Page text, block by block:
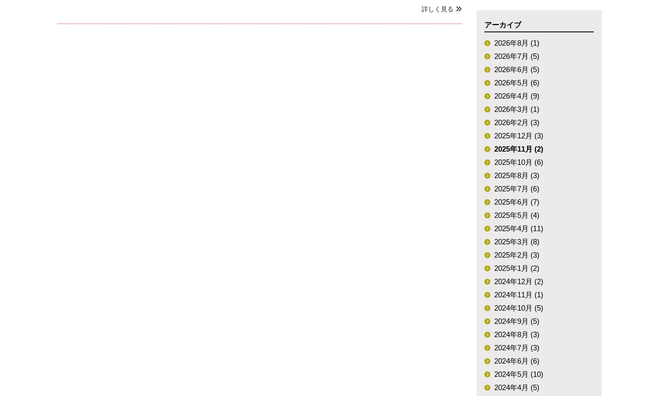
詳しく見る
アーカイブ
2026年8月 (1)
2026年7月 (5)
2026年6月 (5)
2026年5月 (6)
2026年4月 (9)
2026年3月 (1)
2026年2月 (3)
2025年12月 (3)
2025年11月 (2)
2025年10月 (6)
2025年8月 (3)
2025年7月 (6)
2025年6月 (7)
2025年5月 (4)
2025年4月 (11)
2025年3月 (8)
2025年2月 (3)
2025年1月 (2)
2024年12月 (2)
2024年11月 (1)
2024年10月 (5)
2024年9月 (5)
2024年8月 (3)
2024年7月 (3)
2024年6月 (6)
2024年5月 (10)
2024年4月 (5)